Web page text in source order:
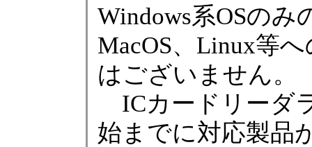
Windows系OSのみ
MacOS、Linux等
はございません。
ICカードリーダ
始までに対応製品